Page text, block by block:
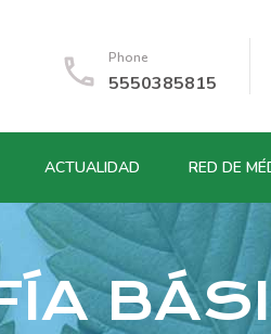
Phone
5550385815
ACTUALIDAD RED DE